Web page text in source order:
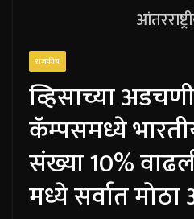
राजकीय
व्हिसाच्या
कॅम्पसमध्ये भारतीय
संख्या 10%
मध्ये सर्वात मोठा